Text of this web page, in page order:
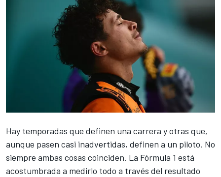
Hay temporadas que definen una carrera y otras que,
aunque pasen casi inadvertidas, definen a un piloto. No
siempre ambas cosas coinciden. La Fórmula 1 está
acostumbrada a medirlo todo a través del resultado